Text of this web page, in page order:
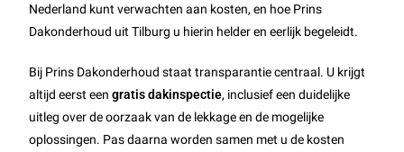
Nederland kunt verwachten aan kosten, en hoe Prins
Dakonderhoud uit Tilburg u hierin helder en eerlijk begeleidt.
Bij Prins Dakonderhoud staat transparantie centraal. U krijgt
altijd eerst eengratis dakinspectie, inclusief een duidelijke
uitleg over de oorzaak van de lekkage en de mogelijke
oplossingen. Pas daarna worden samen met u de kosten